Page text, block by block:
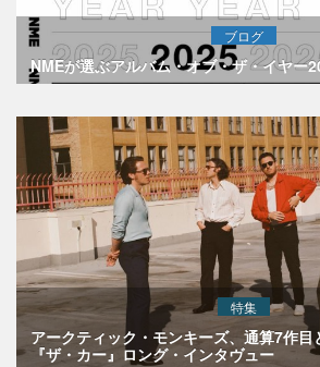
ブログ
NMEが選ぶアルバム・オブ・ザ・イヤー
特集
アークティック・モンキーズ、通算7作目
『ザ・カー』ロング・インタヴュー